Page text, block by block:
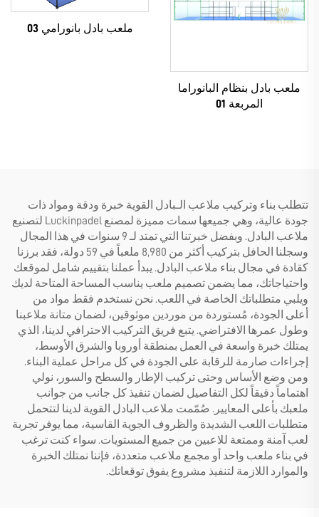
ملعب بادل بنظام البانوراما
المربعة 01
ملعب بادل بانورامي 03
تتطلب بناء وتركيب ملاعب الـبادل القوية خبرة ودقة ومواد ذات
جودة عالية، وهي جميعها سمات مميزة لمصنع Luckinpadel لتصنيع
ملاعب البادل. وبفضل خبرتنا التي تمتد لـ 9 سنوات في هذا المجال
وسجلنا الحافل بتركيب أكثر من 8,980 ملعباً في 59 دولة، فقد برزنا
كقادة في مجال بناء ملاعب البادل. يبدأ عملنا بتقييم شامل لموقعك
واحتياجاتك، مما يضمن تصميم ملعب يناسب المساحة المتاحة لديك
ويلبي متطلباتك الخاصة في اللعب. نحن نستخدم فقط مواد من
أعلى الجودة، مُستوردة من موردين موثوقين، لضمان متانة ملاعبنا
وطول عمرها الافتراضي. يتبع فريق التركيب الاحترافي لدينا، الذي
يمتلك خبرة واسعة في العمل بمنطقة أوروبا والشرق الأوسط،
إجراءات صارمة للرقابة على الجودة في كل مراحل عملية البناء.
ومن وضع الأساس وحتى تركيب الإطار والسطح والسور، نولي
اهتماماً دقيقاً لكل التفاصيل لضمان تنفيذ كل جانب من جوانب
ملعبك بأعلى المعايير. صُمّمت ملاعب البادل القوية لدينا لتتحمل
متطلبات اللعب الشديدة والظروف الجوية القاسية، مما يوفر تجربة
لعب آمنة وممتعة للاعبين من جميع المستويات. سواء كنت ترغب
في بناء ملعب واحد أو مجمع ملاعب متعددة، فإننا نمتلك الخبرة
والموارد اللازمة لتنفيذ مشروع يفوق توقعاتك.